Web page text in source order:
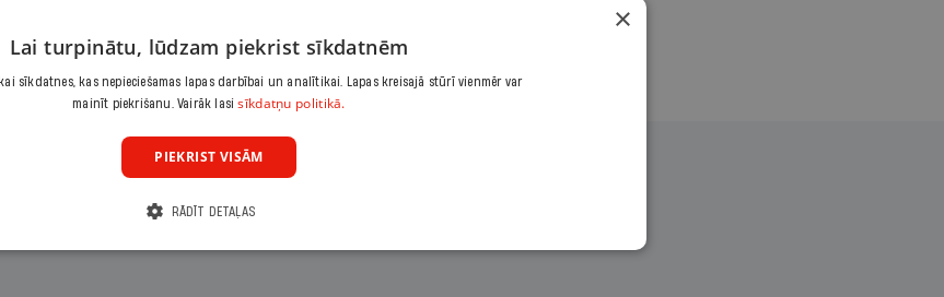
Citas abonēšanas iespējas meklē šeit
×
Lai turpinātu, lūdzam piekrist sīkdatnēm
sīkdatnes, kas nepieciešamas lapas darbībai un analītikai. Lapas kreisajā stūrī vienmēr var
mainīt piekrišanu. Vairāk lasisīkdatņu politikā.
PIEKRIST VISĀM
RĀDĪT DETAĻAS